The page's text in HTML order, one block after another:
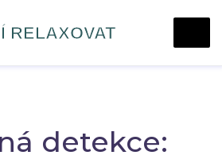
detekce: